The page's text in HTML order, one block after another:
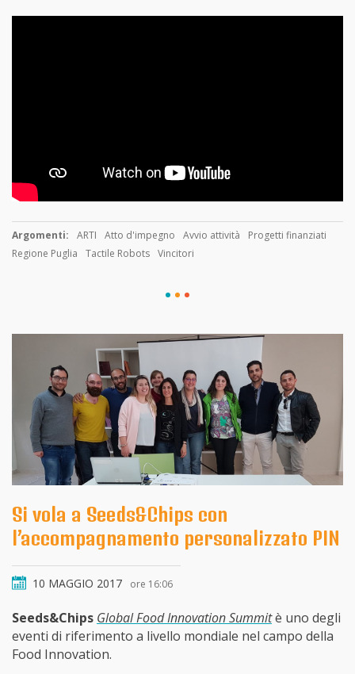
Argomenti: ARTI Atto d'impegno Avvio attività
Progetti finanziati
Regione Puglia
Tactile Robots Vincitori
Si vola a Seeds&Chips con
l’accompagnamento personalizzato PIN
10 MAGGIO 2017 ore 16:06
Seeds&Chips Global Food Innovation Summitè uno degli
eventi di riferimento a livello mondiale nel campo della
Food Innovation.